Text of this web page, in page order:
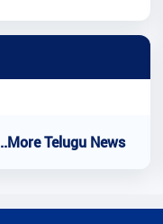
..More Telugu News